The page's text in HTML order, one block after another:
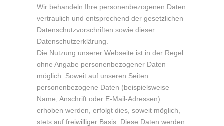
Wir behandeln Ihre personenbezogenen Daten
vertraulich und entsprechend der gesetzlichen
Datenschutzvorschriften sowie dieser
Datenschutzerklärung.
Die Nutzung unserer Webseite ist in der Regel
ohne Angabe personenbezogener Daten
möglich. Soweit auf unseren Seiten
personenbezogene Daten (beispielsweise
Name, Anschrift oder E-Mail-Adressen)
erhoben werden, erfolgt dies, soweit möglich,
stets auf freiwilliger Basis. Diese Daten werden